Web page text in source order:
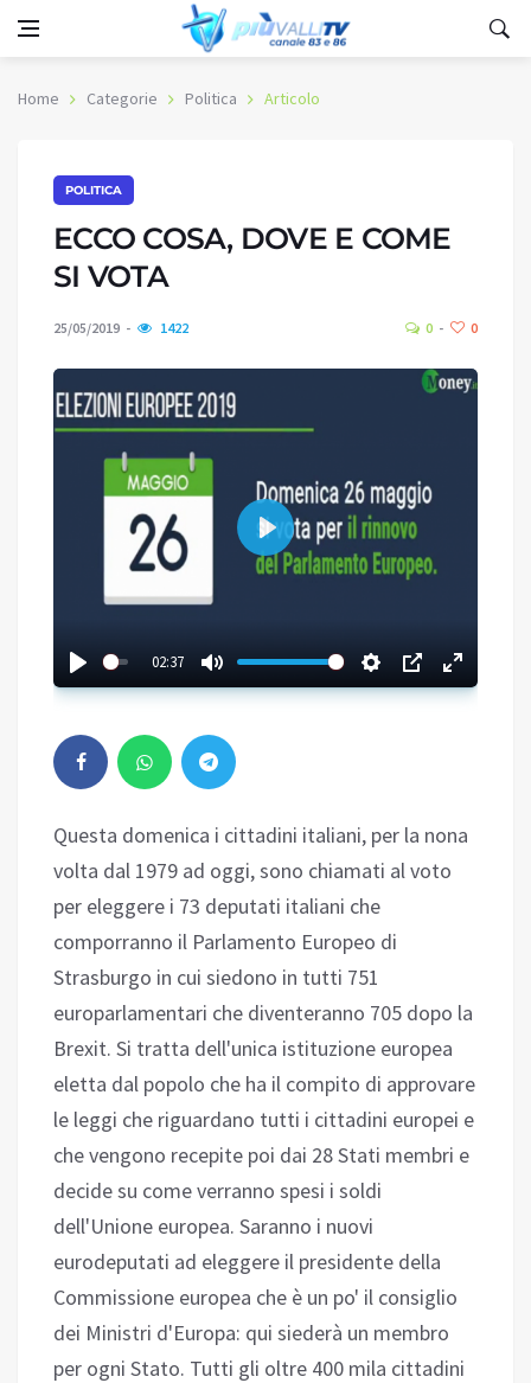
Home Categorie Politica Articolo
POLITICA
ECCO COSA, DOVE E COME
SI VOTA
25/05/2019 1422 0 0
02:37
Play
Questa domenica i cittadini italiani, per la nona
volta dal 1979 ad oggi, sono chiamati al voto
per eleggere i 73 deputati italiani che
comporranno il Parlamento Europeo di
Strasburgo in cui siedono in tutti 751
europarlamentari che diventeranno 705 dopo la
Brexit. Si tratta dell'unica istituzione europea
eletta dal popolo che ha il compito di approvare
le leggi che riguardano tutti i cittadini europei e
che vengono recepite poi dai 28 Stati membri e
decide su come verranno spesi i soldi
dell'Unione europea. Saranno i nuovi
eurodeputati ad eleggere il presidente della
Commissione europea che è un po' il consiglio
dei Ministri d'Europa: qui siederà un membro
per ogni Stato. Tutti gli oltre 400 mila cittadini